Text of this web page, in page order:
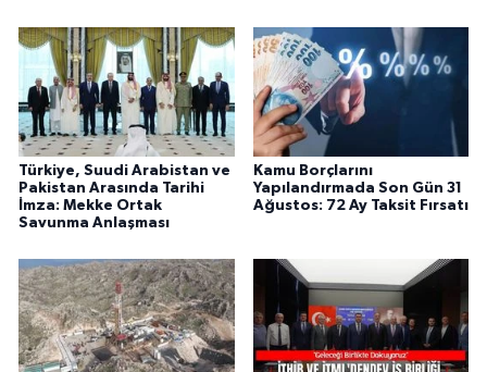
Türkiye, Suudi Arabistan ve
Pakistan Arasında Tarihi
İmza: Mekke Ortak
Savunma Anlaşması
Kamu Borçlarını
Yapılandırmada Son Gün 31
Ağustos: 72 Ay Taksit Fırsatı